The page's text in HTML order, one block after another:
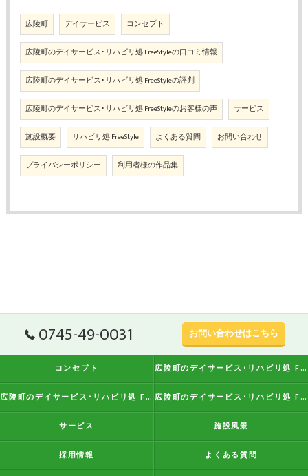
広陵町 デイサービス コンセプト
広陵町のデイサービス･リハビリ処 FreeStyleの口コミ情報
広陵町のデイサービス･リハビリ処 FreeStyleの評判
広陵町のデイサービス･リハビリ処 FreeStyleのお客様の声 サービス
施設概要 リハビリ処 FreeStyle よくある質問 お問い合わせ
プライバシーポリシー 利用者様の作品集
0745-49-0031 お問い合わせはこちら
コンセプト 広陵町のデイサービス･リハビリ処 FreeStyleの口コミ情報
広陵町のデイサービス･リハビリ処 FreeStyleの評判 広陵町のデイサービス･リハビリ処 FreeStyleのお客様の声
サービス 施設風景
採用情報 よくある質問